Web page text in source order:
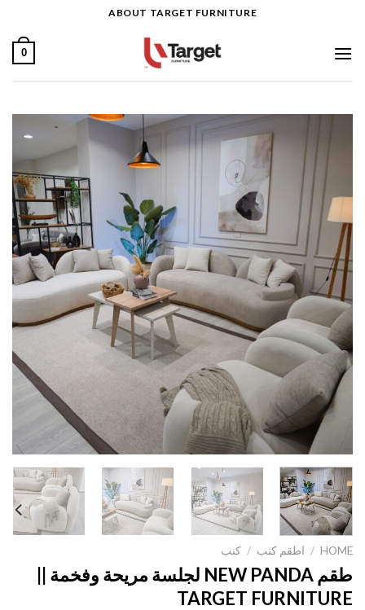
content
ABOUT TARGET FURNITURE
0
HOME
/ اطقم كنب / كنب
طقم NEW PANDA لجلسة مريحة وفخمة ||
TARGET FURNITURE